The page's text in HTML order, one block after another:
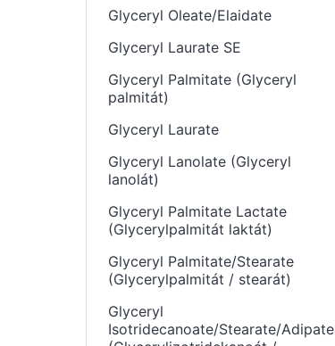
Glyceryl Oleate/Elaidate
Glyceryl Laurate SE
Glyceryl Palmitate (Glyceryl
palmitát)
Glyceryl Laurate
Glyceryl Lanolate (Glyceryl
lanolát)
Glyceryl Palmitate Lactate
(Glycerylpalmitát laktát)
Glyceryl Palmitate/Stearate
(Glycerylpalmitát / stearát)
Glyceryl
Isotridecanoate/Stearate/Adipate